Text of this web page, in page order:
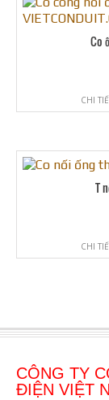
Co
CHI
T
CHI
CÔNG TY
ĐIỆN VIỆT